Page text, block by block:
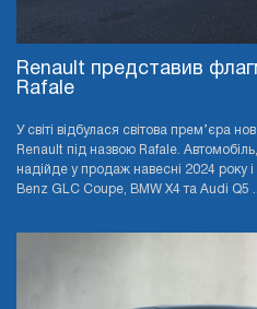
Renault представив
Rafale
У світі відбулася світова прем’єра
Renault під назвою Rafale. Автомобіль,
надійде у продаж навесні 2024 року
Benz GLC Coupe, BMW X4 та Audi Q5